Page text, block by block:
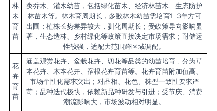
林
木
育
苗
类乔木、灌木幼苗，包括绿化苗木、经济林苗木、生态防护
林苗木等。林木育周期长，多数林木幼苗需培育1-3年方可
出圃；植株长势差异较大，驯化周期长；受政策导向影响显
著，生态造林、乡村绿化等政策直接决定市场需求；耐储运
性较强，适配大范围跨区域调配。
花
卉
育
苗
涵盖观赏花卉、盆栽花卉、切花等品类的幼苗培育，分为草
本花卉、木本花卉、宿根花卉育苗等。花卉育苗附加值高、
市场个性化需求突出；对品相、花色、株型一致性要求严
苛；品种迭代极快，依赖新品种研发与引进；受节庆、消费
潮流影响大，市场波动相对明显。